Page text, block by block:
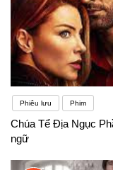
Phiêu lưu Phim
Chúa Tể Địa Ngục
ngữ